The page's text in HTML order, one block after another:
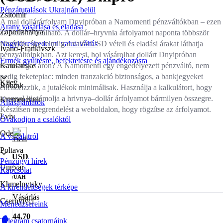
Zsitomir
Zaporizhzhya
Ivano-Frankivszk
Kamianske
Kijev
Kremenchuk
Lviv
Odesa
Poltava
Ungvár
Khmelnytsky
Csernyivci
Pénzátutalások Ukrajnán belül
Arany vásárlása és eladása
Nagykereskedelmi valutaváltás
Érmék gyűjtésre, befektetésre és ajándékozásra
Rólunk
Állásajánlatok
Óvakodjon a csalóktól
A vállalatról
Pénzügyi hírek
Kapcsolat
A kirendeltségek térképe
Menedzsereink
Telegram csatornáink
A mai dollárárfolyam Dnyipróban a Namomenti pénzváltókban – ezen
az oldalon található. A dollár–hryvnia árfolyamot naponta többször
frissítjük, így mindig a valós USD vételi és eladási árakat láthatja
pénzváltóinkban. Azt keresi, hol vásárolhat dollárt Dnyipróban
tisztességes áron? A Namomenti egy engedélyezett pénzváltó, nem
pedig feketepiac: minden tranzakció biztonságos, a bankjegyeket
ellenőrizzük, a jutalékok minimálisak. Használja a kalkulátort, hogy
azonnal kiszámolja a hrivnya–dollár árfolyamot bármilyen összegre.
Készítsen megrendelést a weboldalon, hogy rögzítse az árfolyamot.
USD
/UAH
Vásárlás
44.70